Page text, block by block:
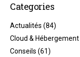
Categories
Actualités (84)
Cloud & Hébergement
Conseils (61)